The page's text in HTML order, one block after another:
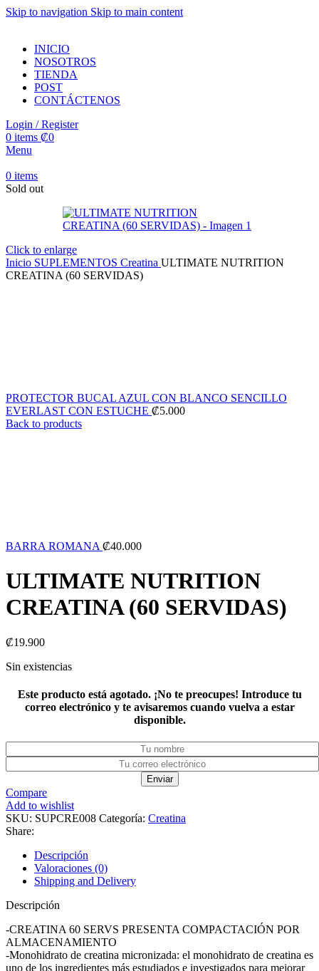
Skip to navigation Skip to main content
INICIO
NOSOTROS
TIENDA
POST
CONTÁCTENOS
Login / Register
0 items ₡0
Menu
0 items
Sold out
Click to enlarge
Inicio SUPLEMENTOS Creatina ULTIMATE NUTRITION
CREATINA (60 SERVIDAS)
PROTECTOR BUCAL AZUL CON BLANCO SENCILLO
EVERLAST CON ESTUCHE ₡5.000
Back to products
BARRA ROMANA ₡40.000
ULTIMATE NUTRITION
CREATINA (60 SERVIDAS)
₡19.900
Sin existencias
Este producto está agotado. ¡No te preocupes! Introduce tu
correo electrónico y te avisaremos cuando vuelva a estar
disponible.
Enviar
Compare
Add to wishlist
SKU: SUPCRE008 Categoría: Creatina
Share:
Descripción
Valoraciones (0)
Shipping and Delivery
Descripción
-CREATINA 60 SERVS PRESENTA COMPACTACIÓN POR
ALMACENAMIENTO
-Monohidrato de creatina micronizada: el monohidrato de creatina es
uno de los ingredientes más estudiados e investigados para mejorar